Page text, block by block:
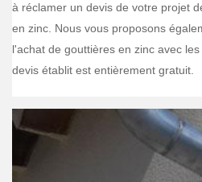
à réclamer un devis de votre projet
en zinc. Nous vous proposons
l'achat de gouttières en zinc avec
devis établit est entièrement gratuit.